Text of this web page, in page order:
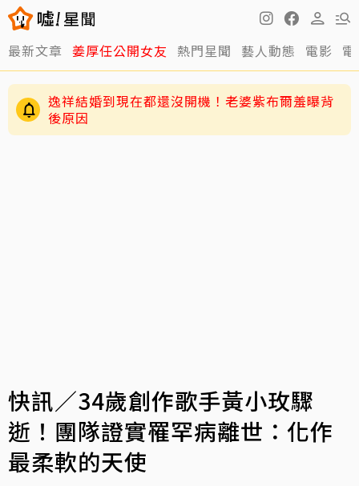
最新文章 姜厚任公開女友 熱門星聞 藝人動態 電影
逸祥結婚到現在都還沒開機！老婆紫布爾羞曝背
後原因
快訊／34歲創作歌手黃小玫驟
逝！團隊證實罹罕病離世：化作
最柔軟的天使